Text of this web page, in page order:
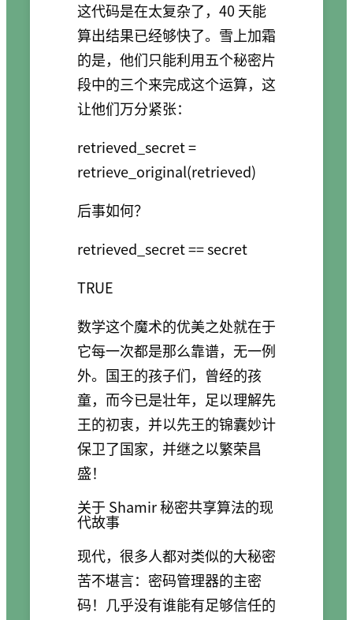
这代码是在太复杂了，40 天能
算出结果已经够快了。雪上加霜
的是，他们只能利用五个秘密片
段中的三个来完成这个运算，这
让他们万分紧张：
retrieved_secret =
后事如何？
数学这个魔术的优美之处就在于
它每一次都是那么靠谱，无一例
外。国王的孩子们，曾经的孩
童，而今已是壮年，足以理解先
王的初衷，并以先王的锦囊妙计
保卫了国家，并继之以繁荣昌
盛！
关于 Shamir 秘密共享算法的现
代故事
现代，很多人都对类似的大秘密
苦不堪言：密码管理器的主密
码！几乎没有谁能有足够信任的